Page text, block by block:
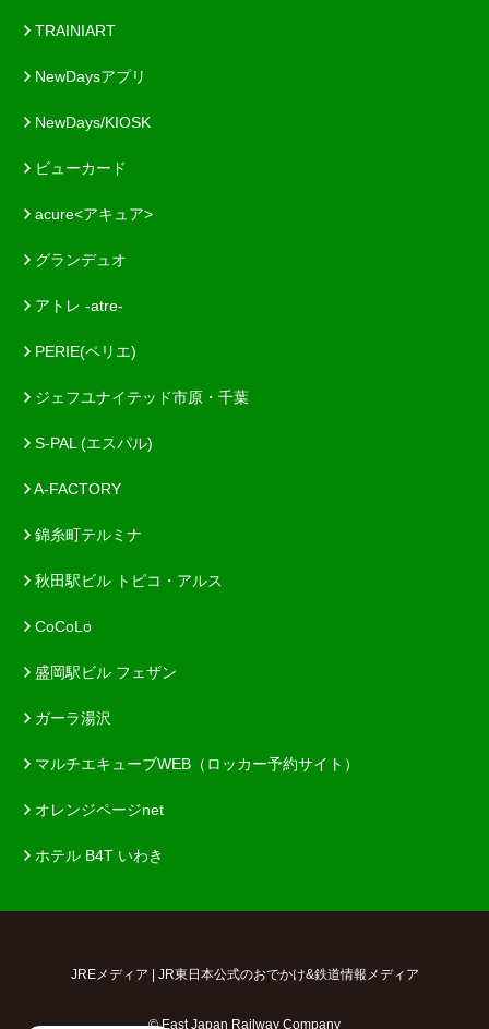
TRAINIART
NewDaysアプリ
NewDays/KIOSK
ビューカード
acure<アキュア>
グランデュオ
アトレ -atre-
PERIE(ペリエ)
ジェフユナイテッド市原・千葉
S-PAL (エスパル)
A-FACTORY
錦糸町テルミナ
秋田駅ビル トピコ・アルス
CoCoLo
盛岡駅ビル フェザン
ガーラ湯沢
マルチエキューブWEB（ロッカー予約サイト）
オレンジページnet
ホテル B4T いわき
JREメディア | JR東日本公式のおでかけ&鉄道情報メディア
© East Japan Railway Company